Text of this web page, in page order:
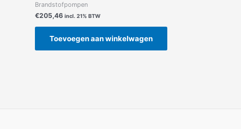
Brandstofpompen
€205,46 incl. 21% BTW
Toevoegen aan winkelwagen